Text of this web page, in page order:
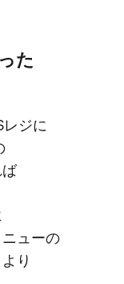
た​
レジに​
ューの​
り​